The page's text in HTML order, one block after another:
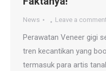
News Leave a comment
Perawatan Veneer gigi
tren kecantikan yang
termasuk para artis